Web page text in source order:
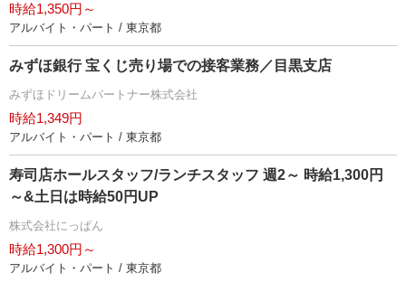
時給1,350円～
アルバイト・パート / 東京都
みずほ銀行 宝くじ売り場での接客業務／目黒支店
みずほドリームパートナー株式会社
時給1,349円
アルバイト・パート / 東京都
寿司店ホールスタッフ/ランチスタッフ 週2～ 時給1,300円
～&土日は時給50円UP
株式会社にっぱん
時給1,300円～
アルバイト・パート / 東京都